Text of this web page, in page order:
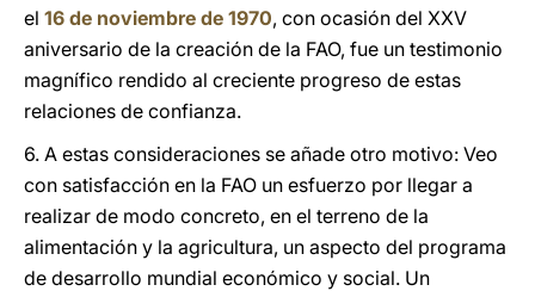
el 16 de noviembre de 1970, con ocasión del XXV
aniversario de la creación de la FAO, fue un testimonio
magnífico rendido al creciente progreso de estas
relaciones de confianza.
6. A estas consideraciones se añade otro motivo: Veo
con satisfacción en la FAO un esfuerzo por llegar a
realizar de modo concreto, en el terreno de la
alimentación y la agricultura, un aspecto del programa
de desarrollo mundial económico y social. Un